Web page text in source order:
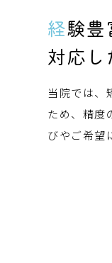
経験
対応し
当院では、
ため、精度
びやご希望